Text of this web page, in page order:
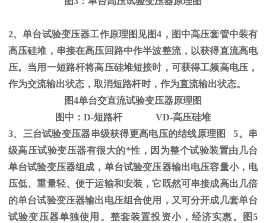
2、单台试验变压器工作原理图见图4 ，图中高压套管中装有
高压硅堆，串接在高压回路中作半波整流，以获得直流高电
压。当用一短路杆将高压硅堆短接时，可获得工频高电压，
作为交流输出状态，取消短路杆时，作为直流输出状态。
图4单台交直流试验变压器原理图
图中： D-短路杆 VD-高压硅堆
3、三台试验变压器串级获得更高电压的结线原理图5。串
级高压试验变压器有很大的*性，因为整个试验装置由几台
单台试验变压器组成，单台试验变压器输出电压容量小，电
压低、重量轻、便于运输和安装，它既然可串接成高出几倍
的单台试验变压器输出电压组合使用，又可分开成几套单台
试验变压器单独使用。整套装置投资小，经济实惠。图 5